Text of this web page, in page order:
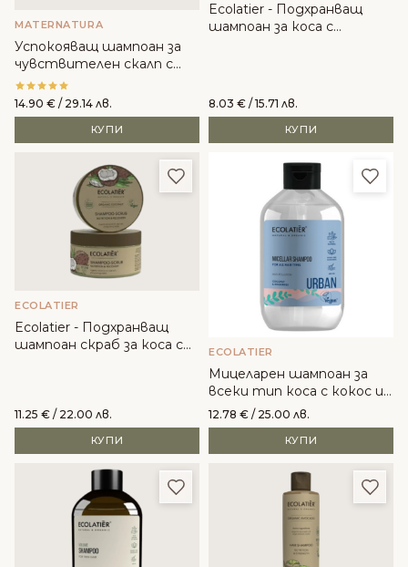
MATERNATURA
Успокояващ шампоан за
чувствителен скалп с
лавандула - MaterNatura
14.90 € / 29.14 лв.
КУПИ
Ecolatier - Подхранващ
шампоан за коса с
8.03 € / 15.71 лв.
КУПИ
Добави в любими
ECOLATIER
Ecolatier - Подхранващ
шампоан скраб за коса с
11.25 € / 22.00 лв.
КУПИ
ECOLATIER
Мицеларен шампоан за
всеки тип коса с кокос и
черница - Ecolatier
12.78 € / 25.00 лв.
КУПИ
Добави в любими